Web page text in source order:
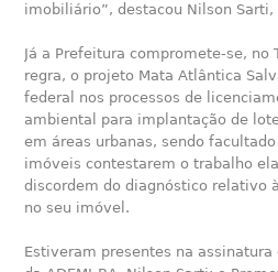
imobiliário”, destacou Nilson
Já a Prefeitura compromete-se, no
regra, o projeto Mata Atlântica
federal nos processos de
ambiental para implantação de
em áreas urbanas, sendo
imóveis contestarem o trabalho
discordem do diagnóstico relativo
no seu imóvel.
Estiveram presentes na assinatura